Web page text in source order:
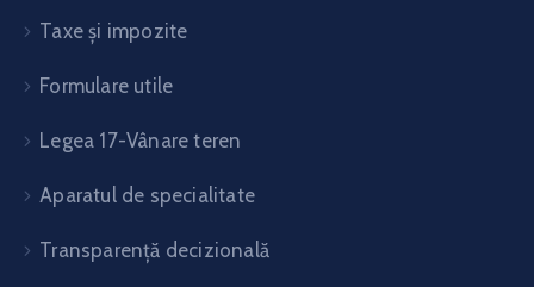
Taxe și impozite
Formulare utile
Legea 17-Vânare teren
Aparatul de specialitate
Transparență decizională